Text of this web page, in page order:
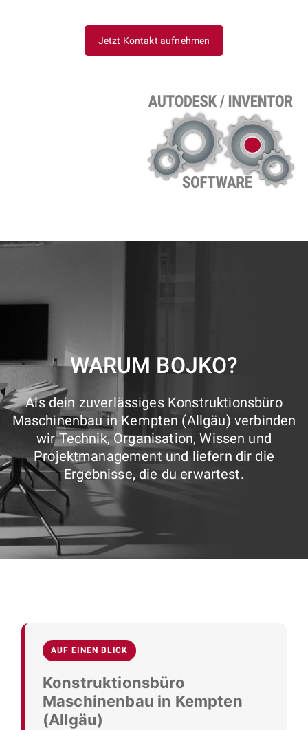
Jetzt Kontakt aufnehmen
WARUM BOJKO?
Als dein zuverlässiges Konstruktionsbüro
Maschinenbau in Kempten (Allgäu) verbinden
wir Technik, Organisation, Wissen und
Projektmanagement und liefern dir die
Ergebnisse, die du erwartest.
AUF EINEN BLICK
Konstruktionsbüro
Maschinenbau in Kempten
(Allgäu)